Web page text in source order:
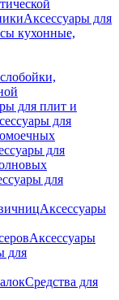
Аксессуары для
кухонные,
для плит и
для
для
для
Аксессуары
Аксессуары
для
Средства для